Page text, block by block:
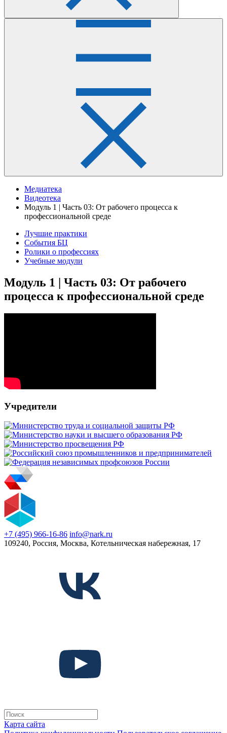
Медиатека
Видеотека
Модуль 1 | Часть 03: От рабочего процесса к
профессиональной среде
Лучшие практики
События БЦ
Ролики о профессиях
Учебные модули
Модуль 1 | Часть 03: От рабочего
процесса к профессиональной среде
Учредители
+7 (495) 966-16-86 info@nark.ru
109240, Россия, Москва, Котельническая набережная, 17
Карта сайта